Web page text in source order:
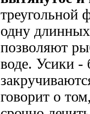
треугольной
одну
позволяют
воде. Усики -
говорит о